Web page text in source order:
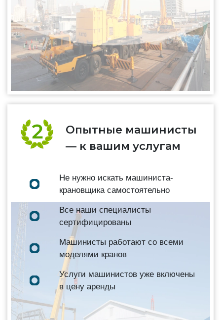
Опытные машинисты
— к вашим услугам
Не нужно искать машиниста-
крановщика самостоятельно
Все наши специалисты
сертифицированы
Машинисты работают со всеми
моделями кранов
Услуги машинистов уже включены
в цену аренды